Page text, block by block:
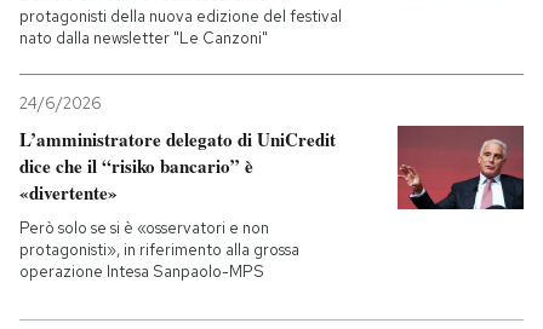
protagonisti della nuova edizione del festival
nato dalla newsletter "Le Canzoni"
24/6/2026
L’amministratore delegato di UniCredit
dice che il “risiko bancario” è
«divertente»
Però solo se si è «osservatori e non
protagonisti», in riferimento alla grossa
operazione Intesa Sanpaolo-MPS